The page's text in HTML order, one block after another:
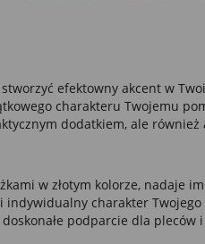
efektowny akcent w
charakteru Twojemu
dodatkiem, ale
w złotym kolorze, nadaje
indywidualny charakter
podparcie dla pleców